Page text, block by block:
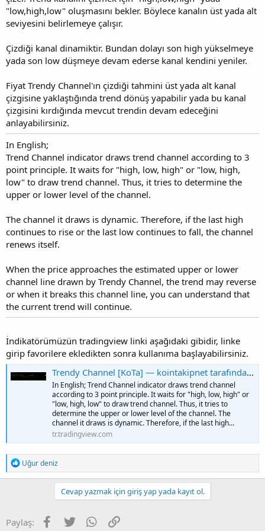
"low,high,low" oluşmasını bekler. Böylece kanalın üst yada alt
seviyesini belirlemeye çalışır.
Çizdiği kanal dinamiktir. Bundan dolayı son high yükselmeye
yada son low düşmeye devam ederse kanal kendini yeniler.
Fiyat Trendy Channel'ın çizdiği tahmini üst yada alt kanal
çizgisine yaklaştığında trend dönüş yapabilir yada bu kanal
çizgisini kırdığında mevcut trendin devam edeceğini
anlayabilirsiniz.
In English;
Trend Channel indicator draws trend channel according to 3
point principle. It waits for "high, low, high" or "low, high,
low" to draw trend channel. Thus, it tries to determine the
upper or lower level of the channel.
The channel it draws is dynamic. Therefore, if the last high
continues to rise or the last low continues to fall, the channel
renews itself.
When the price approaches the estimated upper or lower
channel line drawn by Trendy Channel, the trend may reverse
or when it breaks this channel line, you can understand that
the current trend will continue.
İndikatörümüzün tradingview linki aşağıdaki gibidir, linke
girip favorilere ekledikten sonra kullanıma başlayabilirsiniz.
Trendy Channel [KoTa] — kointakipnet tarafından gösterge
In English; Trend Channel indicator draws trend channel
according to 3 point principle. It waits for "high, low, high" or
"low, high, low" to draw trend channel. Thus, it tries to
determine the upper or lower level of the channel. The
channel it draws is dynamic. Therefore, if the last high...
tr.tradingview.com
T
e
p
e
r
Uğur deniz
Cevap yazmak için giriş yap yada kayıt ol.
Paylaş: Facebook
Twitter WhatsApp